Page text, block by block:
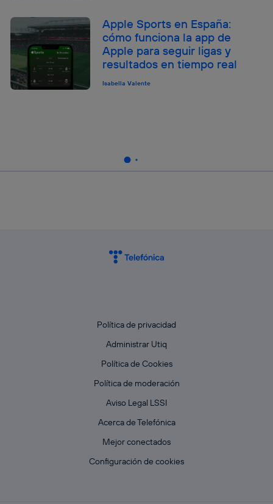
Apple Sports en España:
cómo funciona la app de
Apple para seguir ligas y
resultados en tiempo real
Isabella Valente
Política de privacidad
Administrar Utiq
Política de Cookies
Política de moderación
Aviso Legal LSSI
Acerca de Telefónica
Mejor conectados
Configuración de cookies